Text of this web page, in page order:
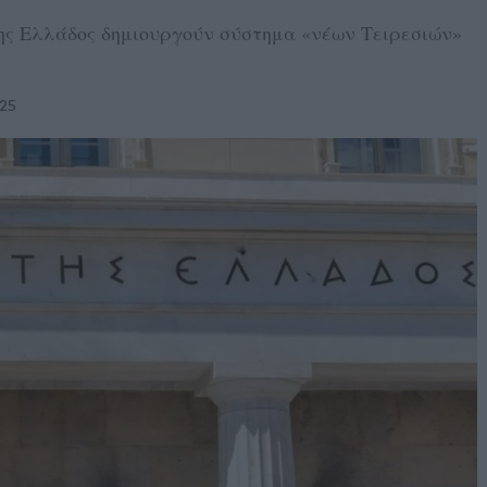
Ελλάδος δημιουργούν σύστημα «νέων Τειρεσιών»